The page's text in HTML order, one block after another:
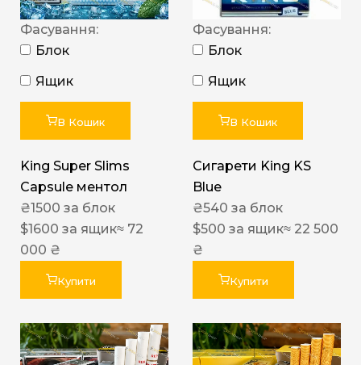
Фасування:
Блок
Ящик
В Кошик
King Super Slims
Capsule ментол
₴1500 за блок
$1600 за ящик≈ 72
000 ₴
Купити
Фасування:
Блок
Ящик
В Кошик
Сигарети King KS
Blue
₴540 за блок
$500 за ящик≈ 22 500
₴
Купити